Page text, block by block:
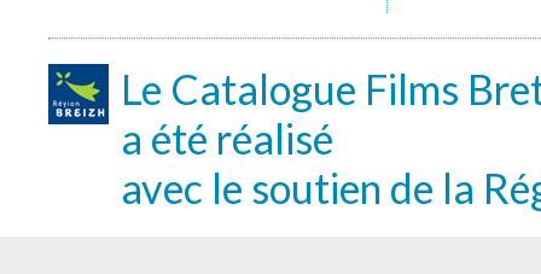
Le Catalogue Films
a été réalisé
avec le soutien de la